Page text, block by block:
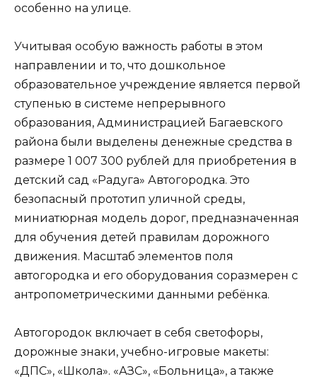
особенно на улице.
Учитывая особую важность работы в этом
направлении и то, что дошкольное
образовательное учреждение является первой
ступенью в системе непрерывного
образования, Администрацией Багаевского
района были выделены денежные средства в
размере 1 007 300 рублей для приобретения в
детский сад «Радуга» Автогородка. Это
безопасный прототип уличной среды,
миниатюрная модель дорог, предназначенная
для обучения детей правилам дорожного
движения. Масштаб элементов поля
автогородка и его оборудования соразмерен с
антропометрическими данными ребёнка.
Автогородок включает в себя светофоры,
дорожные знаки, учебно-игровые макеты:
«ДПС», «Школа». «АЗС», «Больница», а также